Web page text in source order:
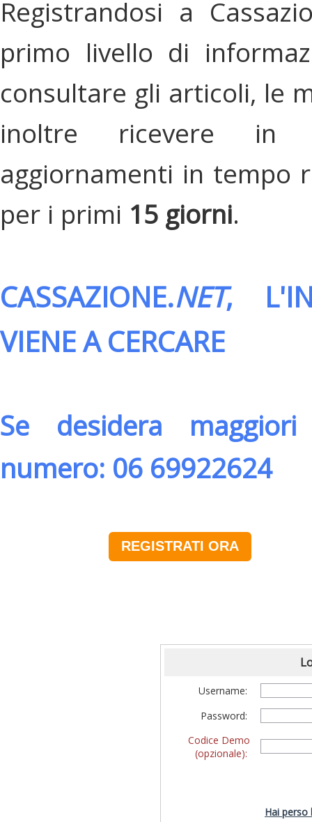
Registrandosi a
primo livello di
consultare gli articoli, le
inoltre ricevere in
aggiornamenti in tempo
per i primi 15 giorni.
CASSAZIONE.NET,
VIENE A CERCARE
Se desidera
numero: 06 69922624
REGISTRATI ORA
Username:
Password:
Codice Demo
(opzionale):
Hai perso